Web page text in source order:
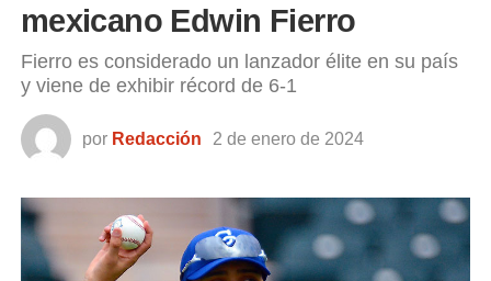
mexicano Edwin Fierro
Fierro es considerado un lanzador élite en su país
y viene de exhibir récord de 6-1
por Redacción 2 de enero de 2024